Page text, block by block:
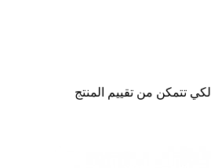
لكي تتمكن من تقييم المنتج